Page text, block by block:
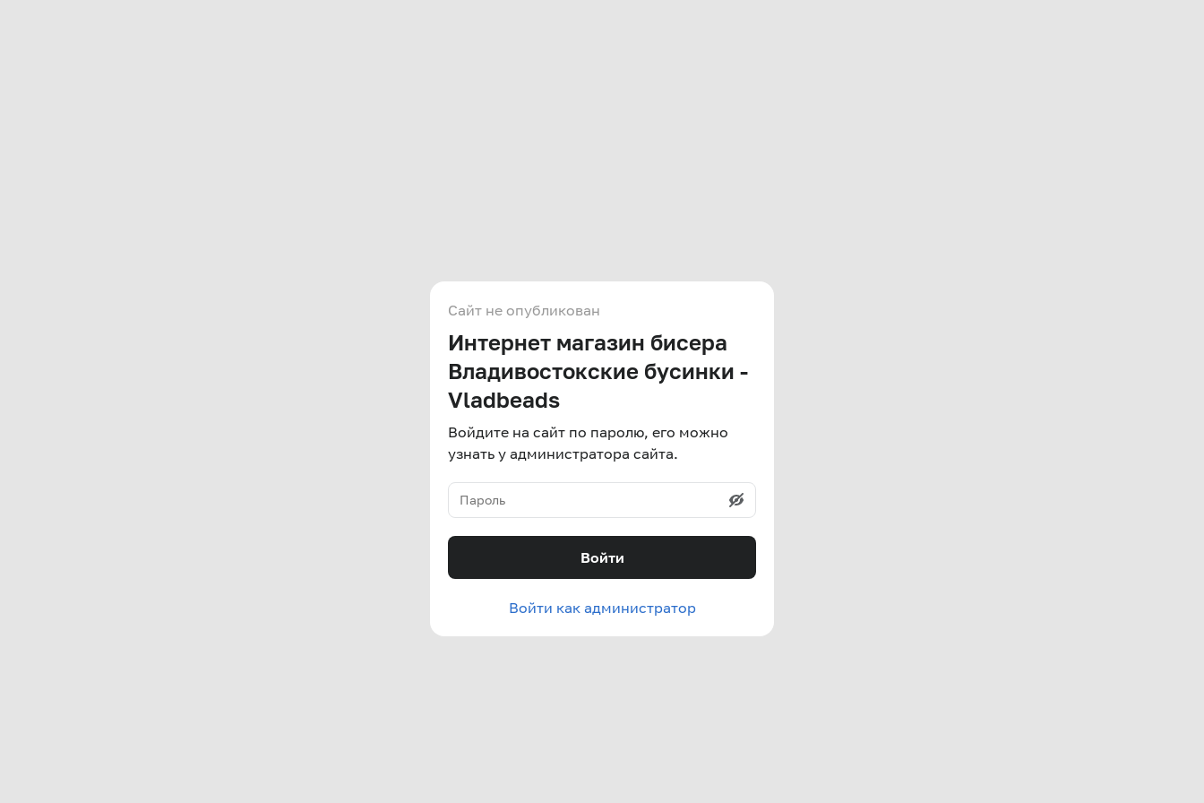
Сайт не опубликован
Интернет магазин бисера
Владивостокские бусинки -
Vladbeads
Войдите на сайт по паролю, его можно
узнать у администратора сайта.
Войти
Войти как администратор